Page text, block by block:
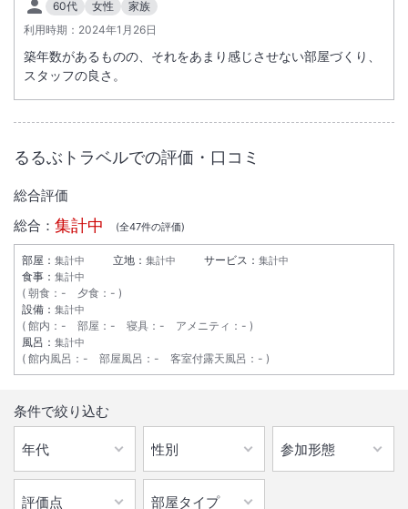
＜全館一斉停電(受配電設備の法定点検)実施のご案内
全館一斉停電(受配電設備の法定点検)を実施いたします。
実施日程：2026年11月18日（水）
・エレベーター・全ての照明器具・コンセント・テレビ・冷蔵庫・ドラ
※客室インターネット、及びコインインターネット(ロビー設置)は18日
の午前１時から利用できません
※停電の間エレベーターが停止いたします
※事前にワードローブ内の壁に備え付けてあります非常用懐中電灯をご
確認ください
■ホテル内コンビニエンスストア（ファミリーマート）■
全館停電に伴い、下記時間帯は1階コンビニエンスストアの営業を終了
させていただきます。
11月18日（水）午前0時00分～午前6時00分迄
全館停電に伴い、下記時間帯はルームサービスの営業を休止させていた
だきます
11月17日（火）午後11時00分～翌朝午前6時00分迄
60代 女性
家族
利用時期： 2024年1月26日
築年数があるものの、それをあまり感じさせない部屋づくり、
スタッフの良さ。
るるぶトラベルでの評価・口コミ
総合評価
総合： 集計中 (全47件の評価)
部屋： 集計中 立地： 集計中 サービス： 集計中
食事： 集計中
朝食 ： - 夕食 ： -
設備： 集計中
館内 ： - 部屋 ： - 寝具 ： - アメニティ ： -
風呂： 集計中
館内風呂 ： - 部屋風呂 ： - 客室付露天風呂 ： -
条件で絞り込む